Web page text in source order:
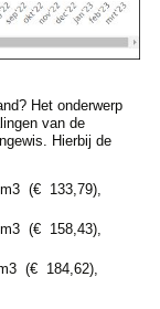
Het onderwerp
van de
Hierbij de
(€ 133,79),
(€ 158,43),
(€ 184,62),